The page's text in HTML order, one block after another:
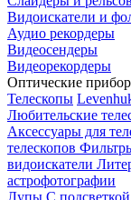
Видоискатели и
Аудио рекордеры
Видеосендеры
Видеорекордеры
Оптические
Телескопы
Любительские
Аксессуары для
телескопов
видоискатели
астрофотографии
Лупы С подсветкой